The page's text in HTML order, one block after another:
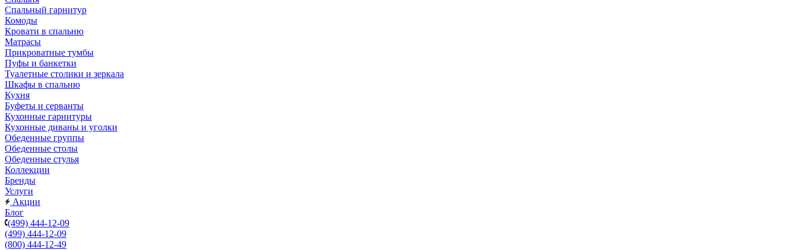
Спальный гарнитур
Комоды
Кровати в спальню
Матрасы
Прикроватные тумбы
Пуфы и банкетки
Туалетные столики и зеркала
Шкафы в спальню
Кухня
Буфеты и серванты
Кухонные гарнитуры
Кухонные диваны и уголки
Обеденные группы
Обеденные столы
Обеденные стулья
Коллекции
Бренды
Услуги
Акции
Блог
(499) 444-12-09
(499) 444-12-09
(800) 444-12-49